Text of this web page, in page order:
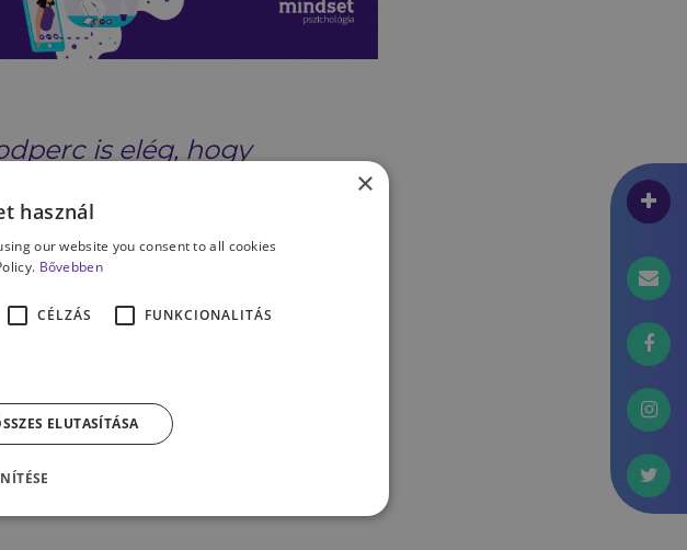
is elég, hogy
érzelmeket és hazugságokat.
de viszonylag pontosan képesek
okokból tudunk gyorsan és
tényező a vonzerő és a
hogy ez a két tényező kiemelt
veszélyességének minél gyorsabb
×
használ
our website you consent to all cookies
Bővebben
CÉLZÁS FUNKCIONALITÁS
ELUTASÍTÁSA